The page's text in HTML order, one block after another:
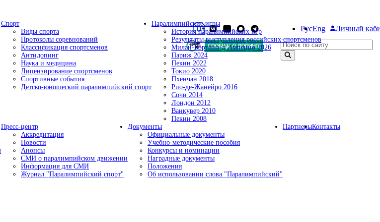
РусEng
Личный
Поиск по сайту
Спорт
Виды спорта
Протоколы соревнований
Классификация спортсменов
Антидопинг
Наука и медицина
Лицензирование спортсменов
Спортивные события
Детско-юношеский паралимпийский спорт
Паралимпийские игры
История паралимпийских игр
Результаты выступления российских спортсменов
Милан-Кортина-д`Ампеццо 2026
Париж 2024
Пекин 2022
Токио 2020
Пхёнчан 2018
Рио-де-Жанейро 2016
Сочи 2014
Лондон 2012
Ванкувер 2010
Пекин 2008
Пресс-центр
Аккредитация
Новости
Анонсы
СМИ о паралимпийском движении
Информация для СМИ
Журнал "Паралимпийский спорт"
Документы
Официальные документы
Учебно-методические пособия
Конкурсы и номинации
Наградные документы
Положения
Об использовании слова "Паралимпийский"
ПартнерыКонтакты